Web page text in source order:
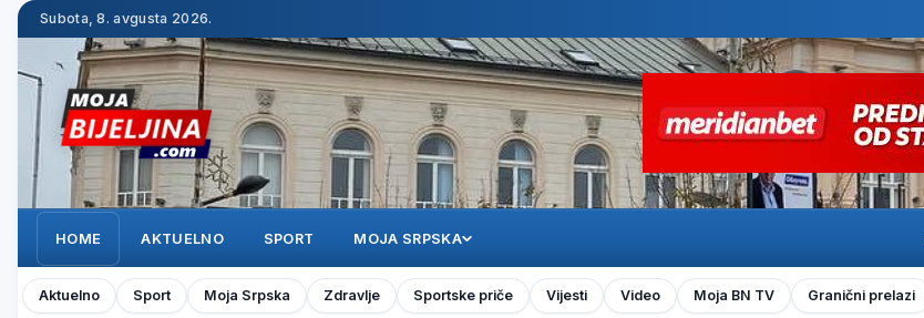
Subota, 8. avgusta 2026.
HOME AKTUELNO SPORT MOJA SRPSKA
Aktuelno Sport Moja Srpska Zdravlje Sportske priče Vijesti Video Moja BN TV Granični prelazi